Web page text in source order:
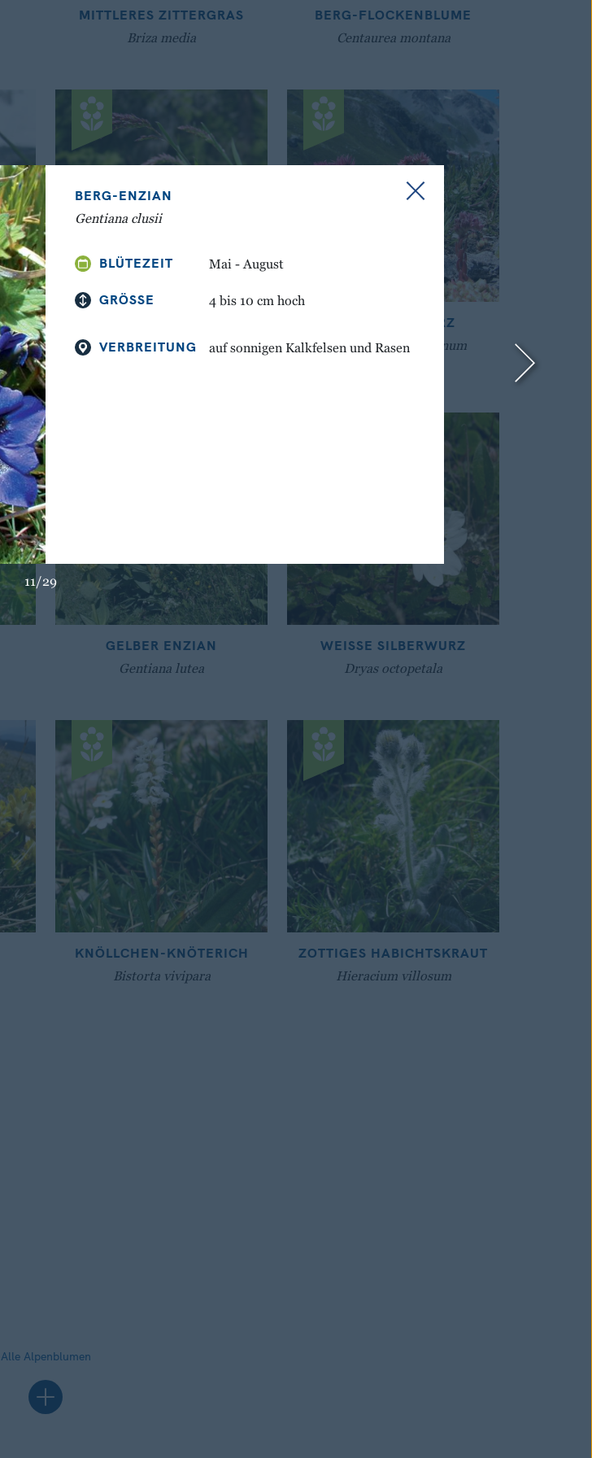
MITTLERES ZITTERGRAS
Briza media
BERG-FLOCKENBLUME
Centaurea montana
Poa alpina
BERG-HAUSWURZ
Sempervivum montanum
GELBER ENZIAN
Gentiana lutea
WEISSE SILBERWURZ
Dryas octopetala
KNÖLLCHEN-KNÖTERICH
Bistorta vivipara
ZOTTIGES HABICHTSKRAUT
Hieracium villosum
Alle Alpenblumen
BERG-ENZIAN
Gentiana clusii
BLÜTEZEIT Mai - August
GRÖSSE 4 bis 10 cm hoch
VERBREITUNG auf sonnigen Kalkfelsen und Rasen
11/29